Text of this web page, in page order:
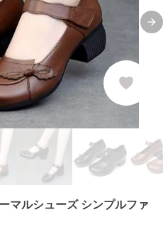
マルシューズ シンプルファ